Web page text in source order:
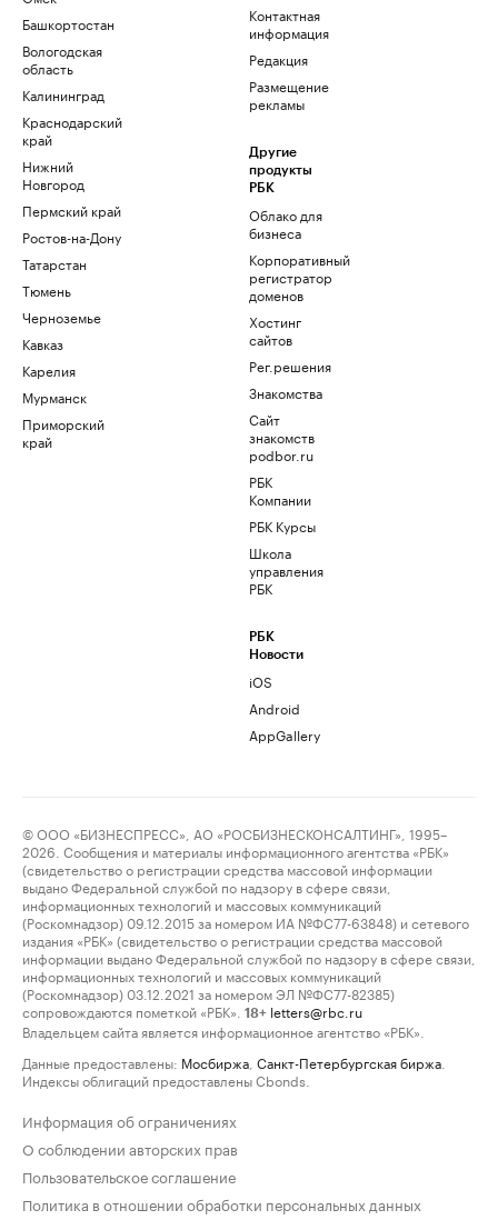
Башкортостан
Вологодская
область
Калининград
Краснодарский
край
Нижний
Новгород
Пермский край
Ростов-на-Дону
Татарстан
Тюмень
Черноземье
Кавказ
Карелия
Мурманск
Приморский
край
Контактная
информация
Редакция
Размещение
рекламы
Другие
продукты
РБК
Облако для
бизнеса
Корпоративный
регистратор
доменов
Хостинг
сайтов
Рег.решения
Знакомства
Сайт
знакомств
podbor.ru
РБК
Компании
РБК Курсы
Школа
управления
РБК
РБК
Новости
iOS
Android
AppGallery
© ООО «БИЗНЕСПРЕСС», АО «РОСБИЗНЕСКОНСАЛТИНГ», 1995–
2026. Сообщения и материалы информационного агентства «РБК»
(свидетельство о регистрации средства массовой информации
выдано Федеральной службой по надзору в сфере связи,
информационных технологий и массовых коммуникаций
(Роскомнадзор) 09.12.2015 за номером ИА №ФС77-63848) и сетевого
издания «РБК» (свидетельство о регистрации средства массовой
информации выдано Федеральной службой по надзору в сфере связи,
информационных технологий и массовых коммуникаций
(Роскомнадзор) 03.12.2021 за номером ЭЛ №ФС77-82385)
сопровождаются пометкой «РБК».
18+ letters@rbc.ru
Владельцем сайта является информационное агентство «РБК».
Данные предоставлены: Мосбиржа Санкт-Петербургская биржа
Индексы облигаций предоставлены Cbonds.
Информация об ограничениях
О соблюдении авторских прав
Пользовательское соглашение
Политика в отношении обработки персональных данных